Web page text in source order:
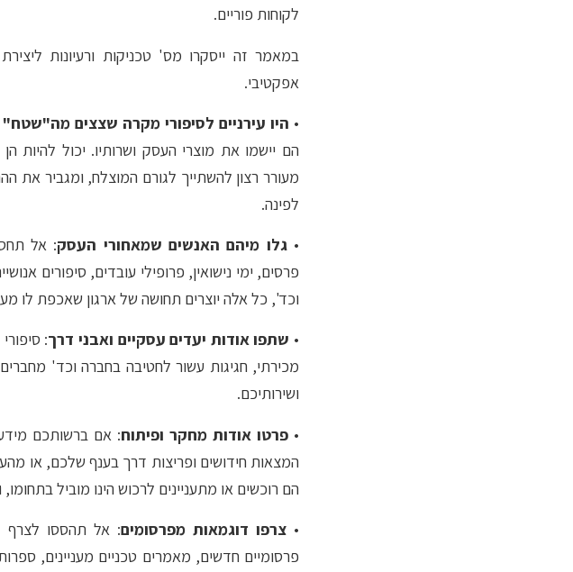
לקוחות פוריים.
במאמר זה ייסקרו מס' טכניקות ורעיונות
אפקטיבי.
• היו עירניים לסיפורי מקרה שצצים
הם יישמו את מוצרי העסק ושרותיו. יכול
מעורר רצון להשתייך לגורם המוצלח, ומגביר את
לפינה.
•גלו מיהם האנשים שמאחורי העסק: אל
פרסים, ימי נישואין, פרופילי עובדים, סיפורים
וכד', כל אלה יוצרים תחושה של ארגון שאכפת לו
• שתפו אודות יעדים עסקיים ואבני דרך:
מכירתי, חגיגות עשור לחטיבה בחברה וכד'
ושירותיכם.
• פרטו אודות מחקר ופיתוח: אם ברשותכם
המצאות חידושים ופריצות דרך בענף שלכם, או
הם רוכשים או מתעניינים לרכוש הינו מוביל
•צרפו דוגמאות מפרסומים: אל תהססו לצרף
פרסומיים חדשים, מאמרים טכניים מעניינים,